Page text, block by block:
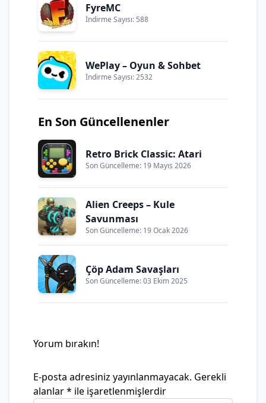
FyreMC
İndirme Sayısı: 588
WePlay – Oyun & Sohbet
İndirme Sayısı: 2532
En Son Güncellenenler
Retro Brick Classic: Atari
Son Güncelleme: 19 Mayıs 2026
Alien Creeps – Kule
Savunması
Son Güncelleme: 19 Ocak 2026
Çöp Adam Savaşları
Son Güncelleme: 03 Ekim 2025
Yorum bırakın!
E-posta adresiniz yayınlanmayacak. Gerekli
alanlar* ile işaretlenmişlerdir